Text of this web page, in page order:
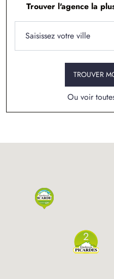
ARTICLES
Trouver l'agence la
TROUVER
Ou voir
2